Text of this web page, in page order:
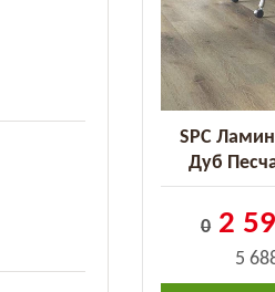
SPC
Дуб
88018-
0 2
5